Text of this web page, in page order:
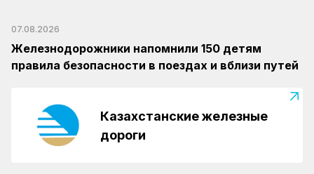
07.08.2026
Железнодорожники напомнили 150 детям
правила безопасности в поездах и вблизи путей
Казахстанские железные
дороги